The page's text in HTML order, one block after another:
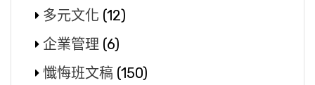
多元文化 (12)
企業管理 (6)
懺悔班文稿 (150)